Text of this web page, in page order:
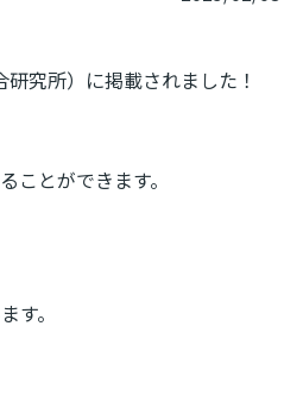
究所）に掲載されました！
ことができます。
す。